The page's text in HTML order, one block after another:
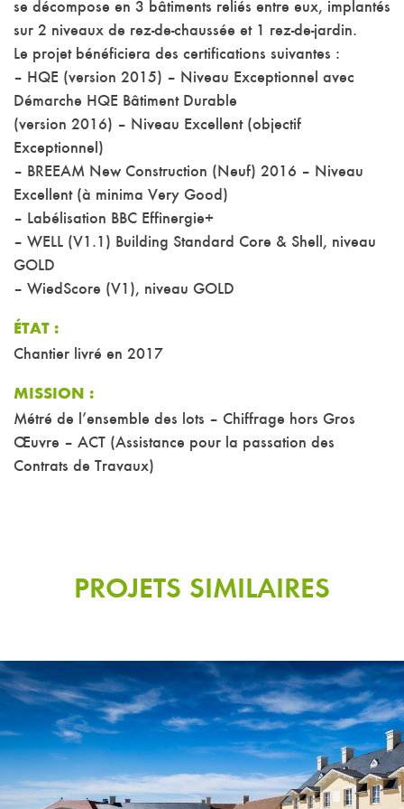
se décompose en 3 bâtiments reliés entre eux, implantés
sur 2 niveaux de rez-de-chaussée et 1 rez-de-jardin.
Le projet bénéficiera des certifications suivantes :
– HQE (version 2015) – Niveau Exceptionnel avec
Démarche HQE Bâtiment Durable
(version 2016) – Niveau Excellent (objectif
Exceptionnel)
– BREEAM New Construction (Neuf) 2016 – Niveau
Excellent (à minima Very Good)
– Labélisation BBC Effinergie+
– WELL (V1.1) Building Standard Core & Shell, niveau
GOLD
– WiedScore (V1), niveau GOLD
ÉTAT :
Chantier livré en 2017
MISSION :
Métré de l’ensemble des lots – Chiffrage hors Gros
Œuvre – ACT (Assistance pour la passation des
Contrats de Travaux)
PROJETS SIMILAIRES